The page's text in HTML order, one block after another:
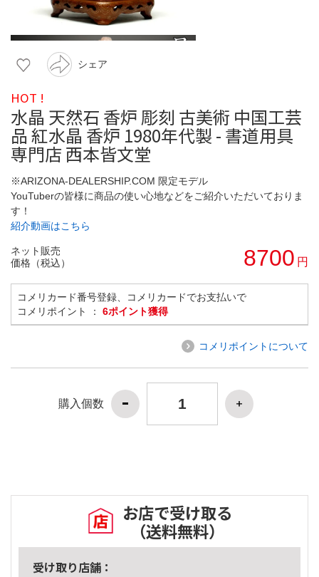
シェア
HOT !
水晶 天然石 香炉 彫刻 古美術 中国工芸
品 紅水晶 香炉 1980年代製 - 書道用具
専門店 西本皆文堂
※ARIZONA-DEALERSHIP.COM 限定モデル
YouTuberの皆様に商品の使い心地などをご紹介いただいておりま
す！
紹介動画はこちら
ネット販売
価格（税込）
8700 円
コメリカード番号登録、コメリカードでお支払いで
コメリポイント ： 6ポイント獲得
コメリポイントについて
購入個数
お店で受け取る
（送料無料）
受け取り店舗：